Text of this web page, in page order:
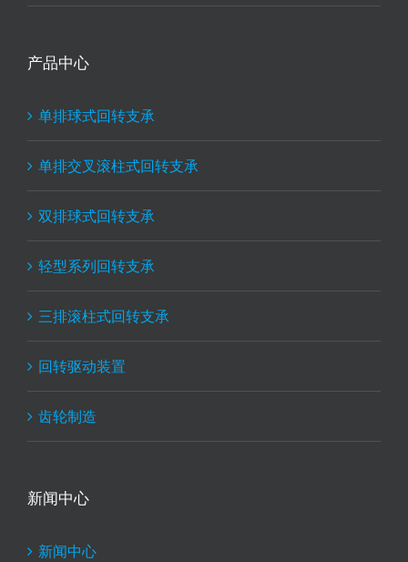
产品中心
单排球式回转支承
单排交叉滚柱式回转支承
双排球式回转支承
轻型系列回转支承
三排滚柱式回转支承
回转驱动装置
齿轮制造
新闻中心
新闻中心